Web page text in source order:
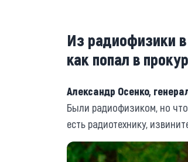
Из радиофизики
как попал в
Александр Осенко,
Были радиофизиком, но
есть радиотехнику,